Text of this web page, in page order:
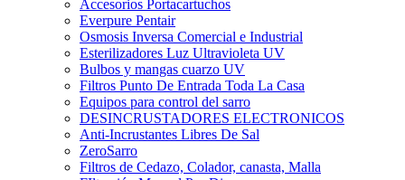
Accesorios Portacartuchos
Everpure Pentair
Osmosis Inversa Comercial e Industrial
Esterilizadores Luz Ultravioleta UV
Bulbos y mangas cuarzo UV
Filtros Punto De Entrada Toda La Casa
Equipos para control del sarro
DESINCRUSTADORES ELECTRONICOS
Anti-Incrustantes Libres De Sal
ZeroSarro
Filtros de Cedazo, Colador, canasta, Malla